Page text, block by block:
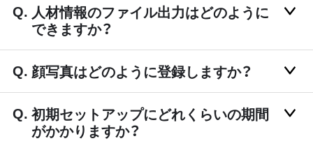
人材情報のファイル出力はどのように
できますか？
顔写真はどのように登録しますか？
初期セットアップにどれくらいの期間
がかかりますか？